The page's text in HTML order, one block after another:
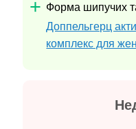
Форма шипучих
Доппельгерц
комплекс для